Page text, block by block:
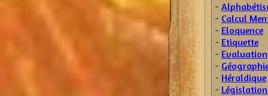
-
- Calcul
- Eloquence
- Etiquette
- Evaluation
-
- Héraldique
-